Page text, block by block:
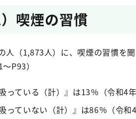
）喫煙の習慣
人（1,873人）に、喫煙の習慣を聞
P93）
っている（計）』は13％（令和4
っていない（計）』は86％（令和